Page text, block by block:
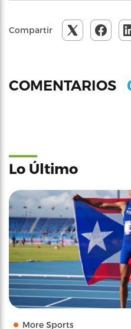
Compartir
COMENTARIOS
Lo Último
More Sports